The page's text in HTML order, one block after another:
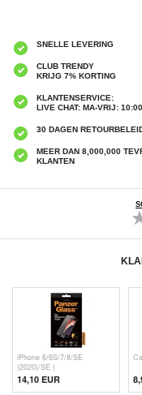
SNELLE LEVERING
CLUB TRENDY
KRIJG 7% KORTING
KLANTENSERVICE:
LIVE CHAT: MA-VRIJ:
30 DAGEN
MEER DAN 8,000,000
KLANTEN
iPhone 6/6S/7/8/SE
(2020)/SE (
14,10 EUR